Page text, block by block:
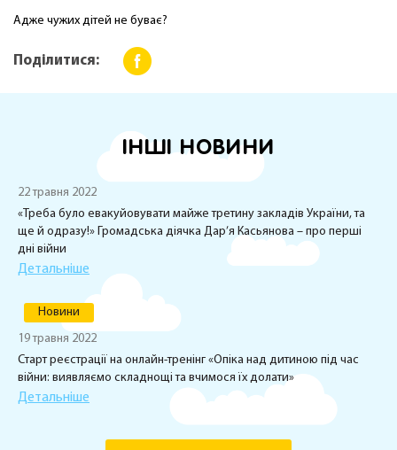
Адже чужих дітей не буває?
Поділитися:
ІНШІ НОВИНИ
22 травня 2022
«Треба було евакуйовувати майже третину закладів України, та
ще й одразу!» Громадська діячка Дар’я Касьянова – про перші
дні війни
Детальніше
Новини
19 травня 2022
Старт реєстрації на онлайн-тренінг «Опіка над дитиною під час
війни: виявляємо складнощі та вчимося їх долати»
Детальніше